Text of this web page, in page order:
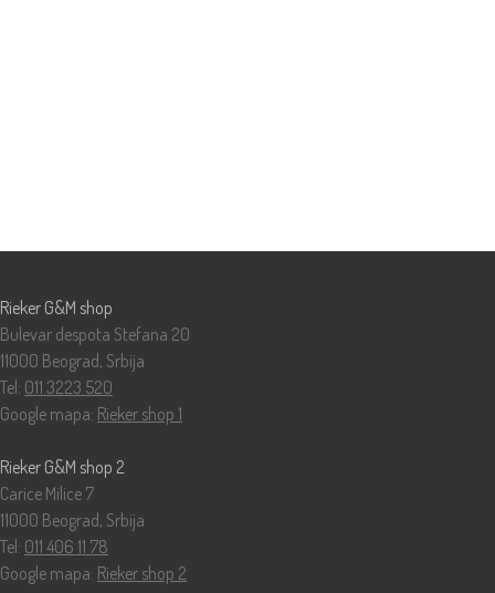
Rieker G&M shop
Bulevar despota Stefana 20
11000 Beograd, Srbija
Tel: 011 3223 520
Google mapa: Rieker shop 1
Rieker G&M shop 2
Carice Milice 7
11000 Beograd, Srbija
Tel: 011 406 11 78
Google mapa: Rieker shop 2